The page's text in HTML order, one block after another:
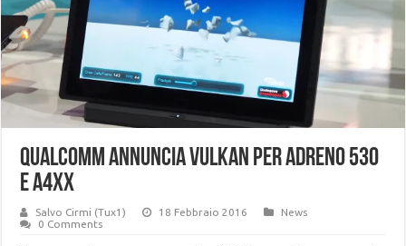
Qualcomm annuncia Vulkan per Adreno 530
e A4xx
Salvo Cirmi (Tux1) 18 Febbraio 2016
News
0 Comments